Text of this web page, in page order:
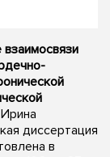
диссертация
в